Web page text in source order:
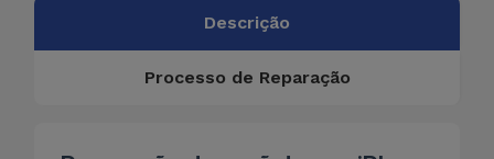
Descrição
Processo de Reparação